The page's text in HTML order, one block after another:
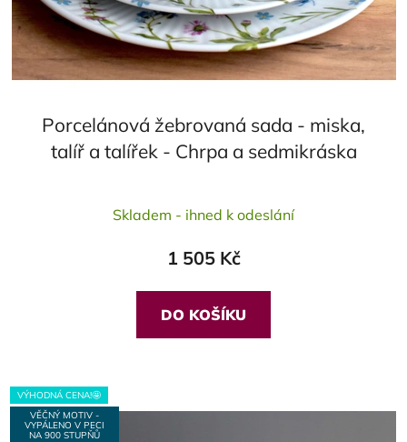
Porcelánová žebrovaná sada - miska,
talíř a talířek - Chrpa a sedmikráska
hodnocení
je
5,0
z
5
Skladem - ihned k odeslání
1 505 Kč
DO KOŠÍKU
VÝHODNÁ CENA!🤩
VĚČNÝ MOTIV -
VYPÁLENO V PECI
NA 900 STUPŇŮ